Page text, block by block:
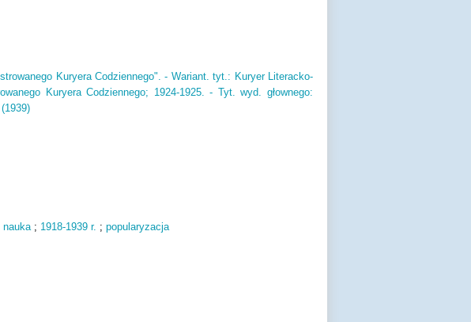
Kuryera Codziennego". - Wariant. tyt.: Kuryer Literacko-
Kuryera Codziennego; 1924-1925. - Tyt. wyd. głownego:
1939)
nauka; 1918-1939 r. ;popularyzacja